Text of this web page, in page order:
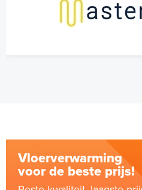
Vloerverwarming
voor de beste prijs!